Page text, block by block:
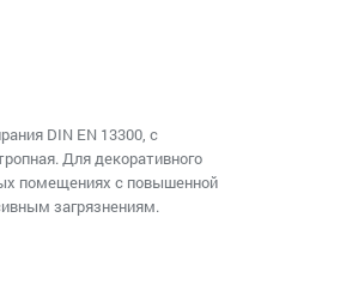
DIN EN 13300, с
Для декоративного
помещениях с повышенной
загрязнениям.